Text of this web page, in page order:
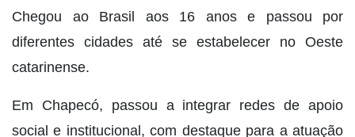
Chegou ao Brasil aos 16 anos e passou por
diferentes cidades até se estabelecer no Oeste
catarinense.
Em Chapecó, passou a integrar redes de apoio
social e institucional, com destaque para a atuação